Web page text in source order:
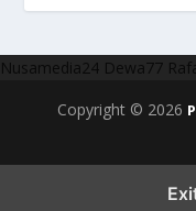
Nusamedia24 Dewa77
Copyright © 2026